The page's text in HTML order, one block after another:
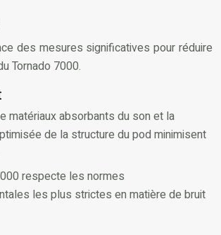
des mesures significatives pour réduire
Tornado 7000.
matériaux absorbants du son et la
de la structure du pod minimisent
respecte les normes
les plus strictes en matière de bruit